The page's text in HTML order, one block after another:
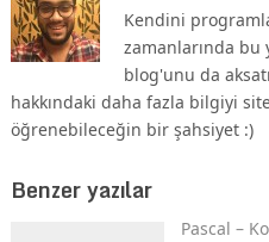
Kendini
zamanlarında bu
blog'unu da
hakkındaki daha fazla bilgiyi
öğrenebileceğin bir şahsiyet :)
Benzer yazılar
Pascal –